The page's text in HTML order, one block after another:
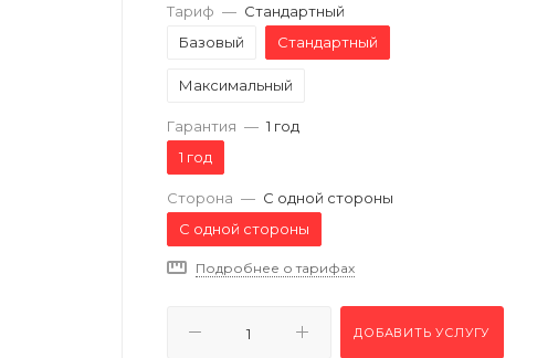
Тариф — Стандартный
Базовый
Стандартный
Максимальный
Гарантия — 1 год
1 год
Сторона — С одной стороны
С одной стороны
Подробнее о тарифах
ДОБАВИТЬ УСЛУГУ